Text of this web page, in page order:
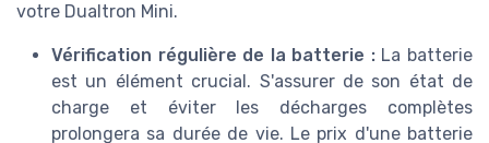
votre Dualtron Mini.
Vérification régulière de la batterie :La batterie
est un élément crucial. S'assurer de son état de
charge et éviter les décharges complètes
prolongera sa durée de vie. Le prix d'une batterie